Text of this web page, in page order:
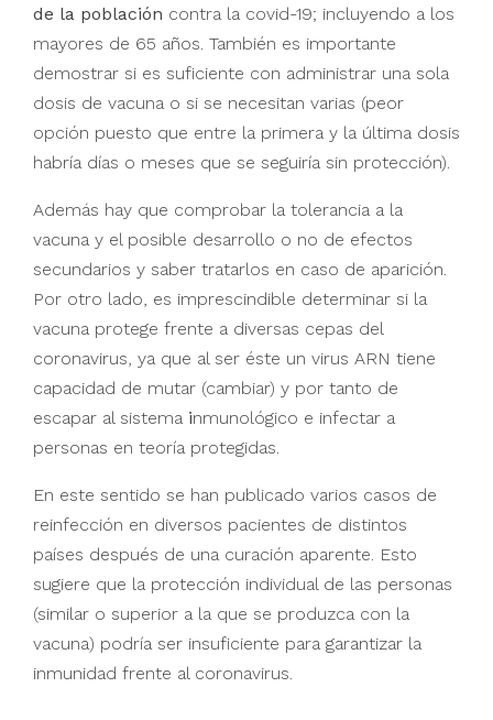
de la población contra la covid-19; incluyendo a los
mayores de 65 años. También es importante
demostrar si es suficiente con administrar una sola
dosis de vacuna o si se necesitan varias (peor
opción puesto que entre la primera y la última dosis
habría días o meses que se seguiría sin protección).
Además hay que comprobar la tolerancia a la
vacuna y el posible desarrollo o no de efectos
secundarios y saber tratarlos en caso de aparición.
Por otro lado, es imprescindible determinar si la
vacuna protege frente a diversas cepas del
coronavirus, ya que al ser éste un virus ARN tiene
capacidad de mutar (cambiar) y por tanto de
escapar al sistema inmunológico e infectar a
personas en teoría protegidas.
En este sentido se han publicado varios casos de
reinfección en diversos pacientes de distintos
países después de una curación aparente. Esto
sugiere que la protección individual de las personas
(similar o superior a la que se produzca con la
vacuna) podría ser insuficiente para garantizar la
inmunidad frente al coronavirus.